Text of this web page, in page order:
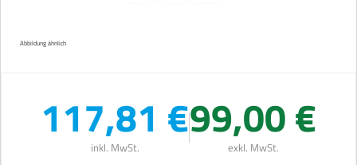
Abbildung ähnlich
117,81 €
inkl. MwSt.
99,00 €
exkl. MwSt.